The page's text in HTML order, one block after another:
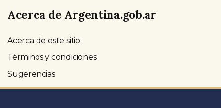
Acerca de Argentina.gob.ar
Acerca de este sitio
Términos y condiciones
Sugerencias